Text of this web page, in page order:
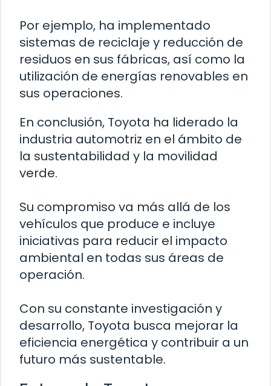
Por ejemplo, ha implementado
sistemas de reciclaje y reducción de
residuos en sus fábricas, así como la
utilización de energías renovables en
sus operaciones.
En conclusión, Toyota ha liderado la
industria automotriz en el ámbito de
la sustentabilidad y la movilidad
verde.
Su compromiso va más allá de los
vehículos que produce e incluye
iniciativas para reducir el impacto
ambiental en todas sus áreas de
operación.
Con su constante investigación y
desarrollo, Toyota busca mejorar la
eficiencia energética y contribuir a un
futuro más sustentable.